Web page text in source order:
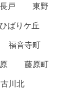
戸
東野
ひばりケ丘
福音寺町
藤原町
古川北